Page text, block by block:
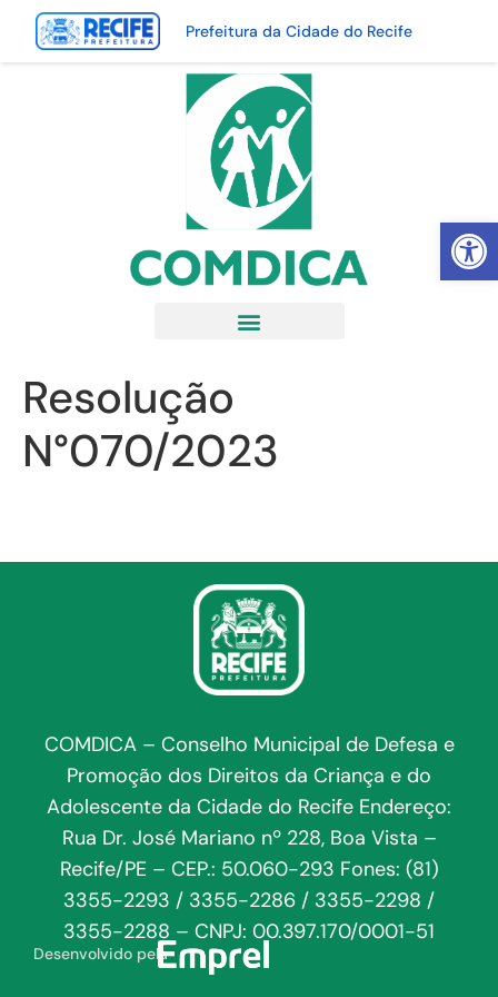
Abrir
Prefeitura da Cidade do Recife
Resolução
N°070/2023
COMDICA – Conselho Municipal de Defesa e
Promoção dos Direitos da Criança e do
Adolescente da Cidade do Recife Endereço:
Rua Dr. José Mariano nº 228, Boa Vista –
Recife/PE – CEP.: 50.060-293 Fones: (81)
3355-2293 / 3355-2286 / 3355-2298 /
3355-2288 – CNPJ: 00.397.170/0001-51
Desenvolvido pela